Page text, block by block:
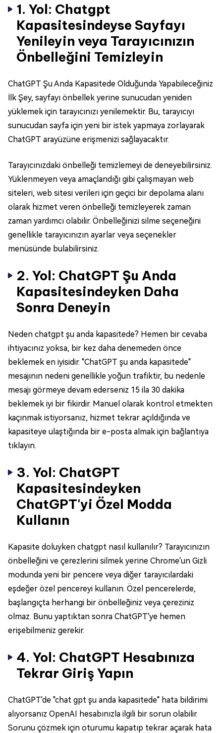
1. Yol: Chatgpt
Kapasitesindeyse Sayfayı
Yenileyin veya Tarayıcınızın
Önbelleğini Temizleyin
ChatGPT Şu Anda Kapasitede Olduğunda Yapabileceğiniz
İlk Şey, sayfayı önbellek yerine sunucudan yeniden
yüklemek için tarayıcınızı yenilemektir. Bu, tarayıcıyı
sunucudan sayfa için yeni bir istek yapmaya zorlayarak
ChatGPT arayüzüne erişmenizi sağlayacaktır.
Tarayıcınızdaki önbelleği temizlemeyi de deneyebilirsiniz.
Yüklenmeyen veya amaçlandığı gibi çalışmayan web
siteleri, web sitesi verileri için geçici bir depolama alanı
olarak hizmet veren önbelleği temizleyerek zaman
zaman yardımcı olabilir. Önbelleğinizi silme seçeneğini
genellikle tarayıcınızın ayarlar veya seçenekler
menüsünde bulabilirsiniz.
2. Yol: ChatGPT Şu Anda
Kapasitesindeyken Daha
Sonra Deneyin
Neden chatgpt şu anda kapasitede? Hemen bir cevaba
ihtiyacınız yoksa, bir kez daha denemeden önce
beklemek en iyisidir. "ChatGPT şu anda kapasitede"
mesajının nedeni genellikle yoğun trafiktir, bu nedenle
mesajı görmeye devam ederseniz 15 ila 30 dakika
beklemek iyi bir fikirdir. Manuel olarak kontrol etmekten
kaçınmak istiyorsanız, hizmet tekrar açıldığında ve
kapasiteye ulaştığında bir e-posta almak için bağlantıya
tıklayın.
3. Yol: ChatGPT
Kapasitesindeyken
ChatGPT'yi Özel Modda
Kullanın
Kapasite doluyken chatgpt nasıl kullanılır? Tarayıcınızın
önbelleğini ve çerezlerini silmek yerine Chrome'un Gizli
modunda yeni bir pencere veya diğer tarayıcılardaki
eşdeğer özel pencereyi kullanın. Özel pencerelerde,
başlangıçta herhangi bir önbelleğiniz veya çereziniz
olmaz. Bunu yaptıktan sonra ChatGPT'ye hemen
erişebilmeniz gerekir.
4. Yol: ChatGPT Hesabınıza
Tekrar Giriş Yapın
ChatGPT'de "chat gpt şu anda kapasitede" hata bildirimi
alıyorsanız OpenAI hesabınızla ilgili bir sorun olabilir.
Sorunu çözmek için oturumu kapatıp tekrar açarak hata